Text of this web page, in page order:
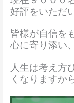
好評をいただ
皆様が自信を
心に寄り添い
人生は考え方
くなりますか